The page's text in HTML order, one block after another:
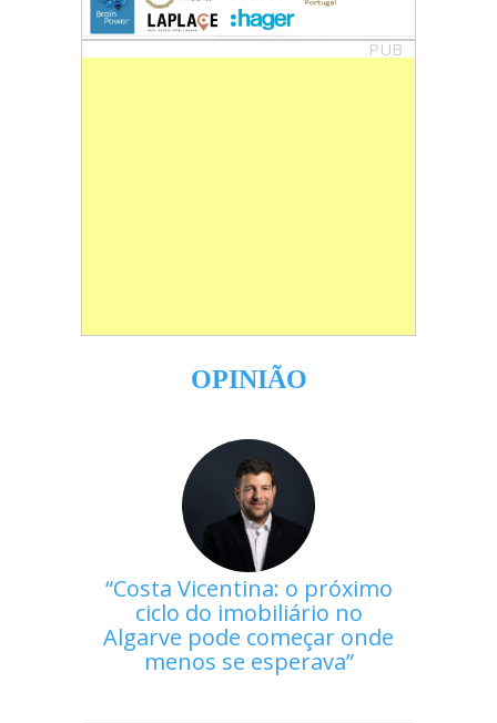
PUB
OPINIÃO
Costa Vicentina: o próximo
ciclo do imobiliário no
Algarve pode começar onde
menos se esperava